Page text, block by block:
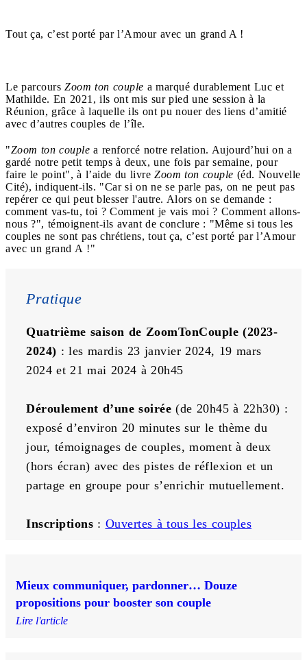
Tout ça, c’est porté par l’Amour avec un grand A !
Le parcours Zoom ton couple a marqué durablement Luc et
Mathilde. En 2021, ils ont mis sur pied une session à la
Réunion, grâce à laquelle ils ont pu nouer des liens d’amitié
avec d’autres couples de l’île.
"Zoom ton couple a renforcé notre relation. Aujourd’hui on a
gardé notre petit temps à deux, une fois par semaine, pour
faire le point", à l’aide du livre Zoom ton couple (éd. Nouvelle
Cité), indiquent-ils. "Car si on ne se parle pas, on ne peut pas
repérer ce qui peut blesser l'autre. Alors on se demande :
comment vas-tu, toi ? Comment je vais moi ? Comment allons-
nous ?", témoignent-ils avant de conclure : "Même si tous les
couples ne sont pas chrétiens, tout ça, c’est porté par l’Amour
avec un grand A !"
Pratique
Quatrième saison de ZoomTonCouple (2023-
2024) : les mardis 23 janvier 2024, 19 mars
2024 et 21 mai 2024 à 20h45
Déroulement d’une soirée (de 20h45 à 22h30) :
exposé d’environ 20 minutes sur le thème du
jour, témoignages de couples, moment à deux
(hors écran) avec des pistes de réflexion et un
partage en groupe pour s’enrichir mutuellement.
Inscriptions : Ouvertes à tous les couples
Mieux communiquer, pardonner… Douze
propositions pour booster son couple
Lire l'article